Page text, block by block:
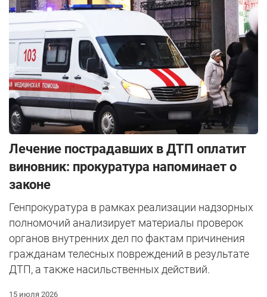
Лечение пострадавших в ДТП оплатит
виновник: прокуратура напоминает о
законе
Генпрокуратура в рамках реализации надзорных
полномочий анализирует материалы проверок
органов внутренних дел по фактам причинения
гражданам телесных повреждений в результате
ДТП, а также насильственных действий.
15 июля 2026